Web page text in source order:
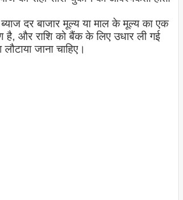
दर बाजार मूल्य या माल के मूल्य का एक
और राशि को बैंक के लिए उधार ली गई
लौटाया जाना चाहिए।